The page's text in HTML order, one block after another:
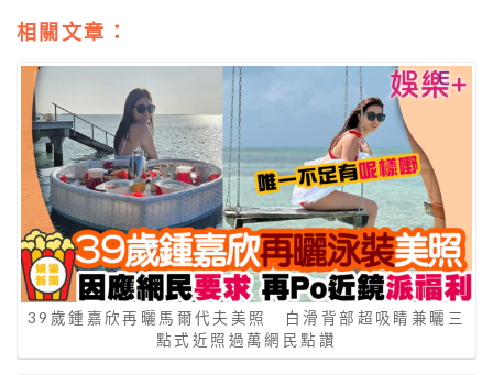
相關文章：
39歲鍾嘉欣再曬馬爾代夫美照 白滑背部超吸睛兼曬三
點式近照過萬網民點讚